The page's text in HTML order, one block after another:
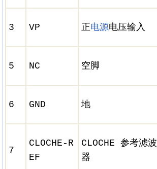
3 VP 正电源电压输入
5 NC 空脚
6 GND 地
7
CLOCHE-R
EF
CLOCHE 参考滤波
器